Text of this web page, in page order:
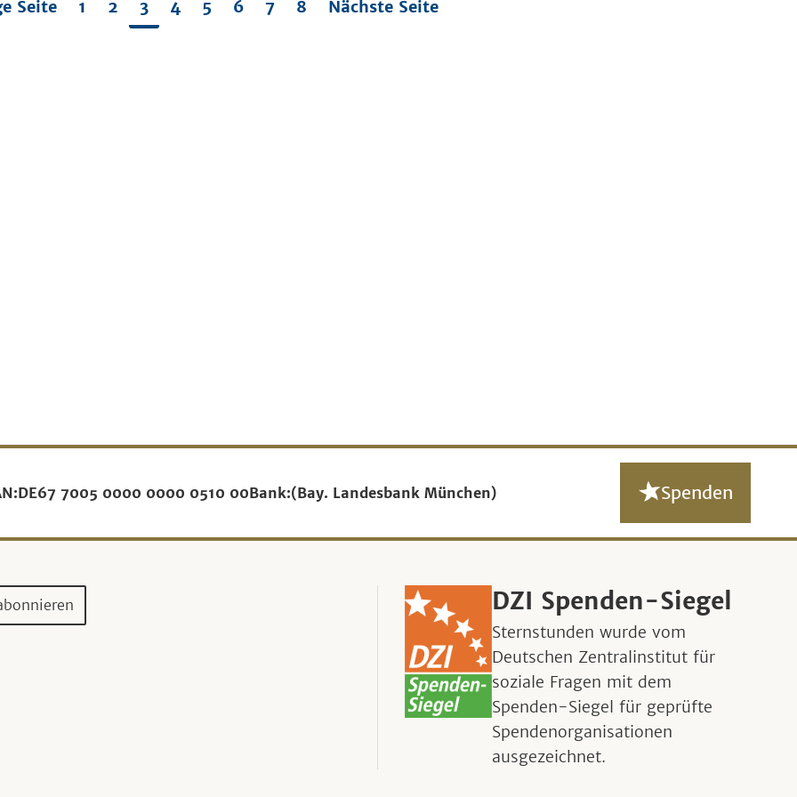
Seite 1 2 3 4 5 6 7 8 Nächste Seite
DE67 7005 0000 0000 0510 00Bank:(Bay. Landesbank München) Spenden
DZI Spenden-Siegel
Sternstunden wurde vom
Deutschen Zentralinstitut für
soziale Fragen mit dem
Spenden-Siegel für geprüfte
Spendenorganisationen
ausgezeichnet.